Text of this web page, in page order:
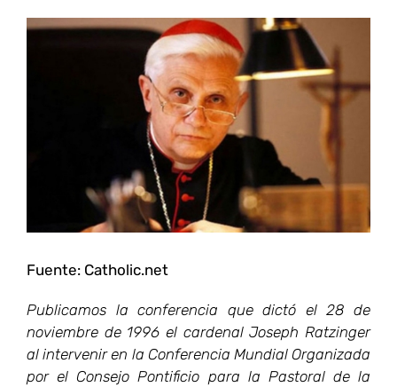
Ver
Fuente: Catholic.net
Publicamos la conferencia que dictó el 28 de
noviembre de 1996 el cardenal Joseph Ratzinger
al intervenir en la Conferencia Mundial Organizada
por el Consejo Pontificio para la Pastoral de la